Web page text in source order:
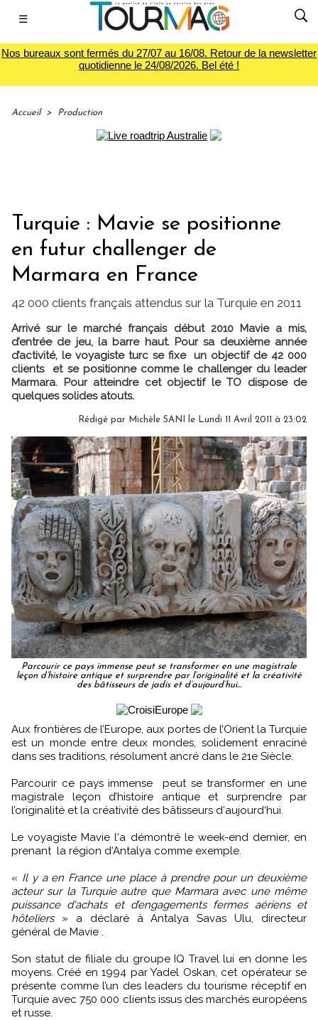
☰
Nos bureaux sont fermés du 27/07 au 16/08. Retour de la newsletter
quotidienne le 24/08/2026. Bel été !
Accueil > Production
Turquie : Mavie se positionne
en futur challenger de
Marmara en France
42 000 clients français attendus sur la Turquie en 2011
Arrivé sur le marché français début 2010 Mavie a mis,
d’entrée de jeu, la barre haut. Pour sa deuxième année
d’activité, le voyagiste turc se fixe un objectif de 42 000
clients et se positionne comme le challenger du leader
Marmara. Pour atteindre cet objectif le TO dispose de
quelques solides atouts.
Rédigé par Michèle SANI le Lundi 11 Avril 2011 à 23:02
Parcourir ce pays immense peut se transformer en une magistrale
leçon d’histoire antique et surprendre par l’originalité et la créativité
des bâtisseurs de jadis et d‘aujourd‘hui...
Aux frontières de l’Europe, aux portes de l’Orient la Turquie
est un monde entre deux mondes, solidement enraciné
dans ses traditions, résolument ancré dans le 21e Siècle.
Parcourir ce pays immense peut se transformer en une
magistrale leçon d’histoire antique et surprendre par
l’originalité et la créativité des bâtisseurs d‘aujourd‘hui.
Le voyagiste Mavie l‘a démontré le week-end dernier, en
prenant la région d‘Antalya comme exemple.
« Il y a en France une place à prendre pour un deuxième
acteur sur la Turquie autre que Marmara avec une même
puissance d'achats et d’engagements fermes aériens et
hôteliers» a déclaré à Antalya Savas Ulu, directeur
général de Mavie .
Son statut de filiale du groupe IQ Travel lui en donne les
moyens. Créé en 1994 par Yadel Oskan, cet opérateur se
présente comme l’un des leaders du tourisme réceptif en
Turquie avec 750 000 clients issus des marchés européens
et russe.